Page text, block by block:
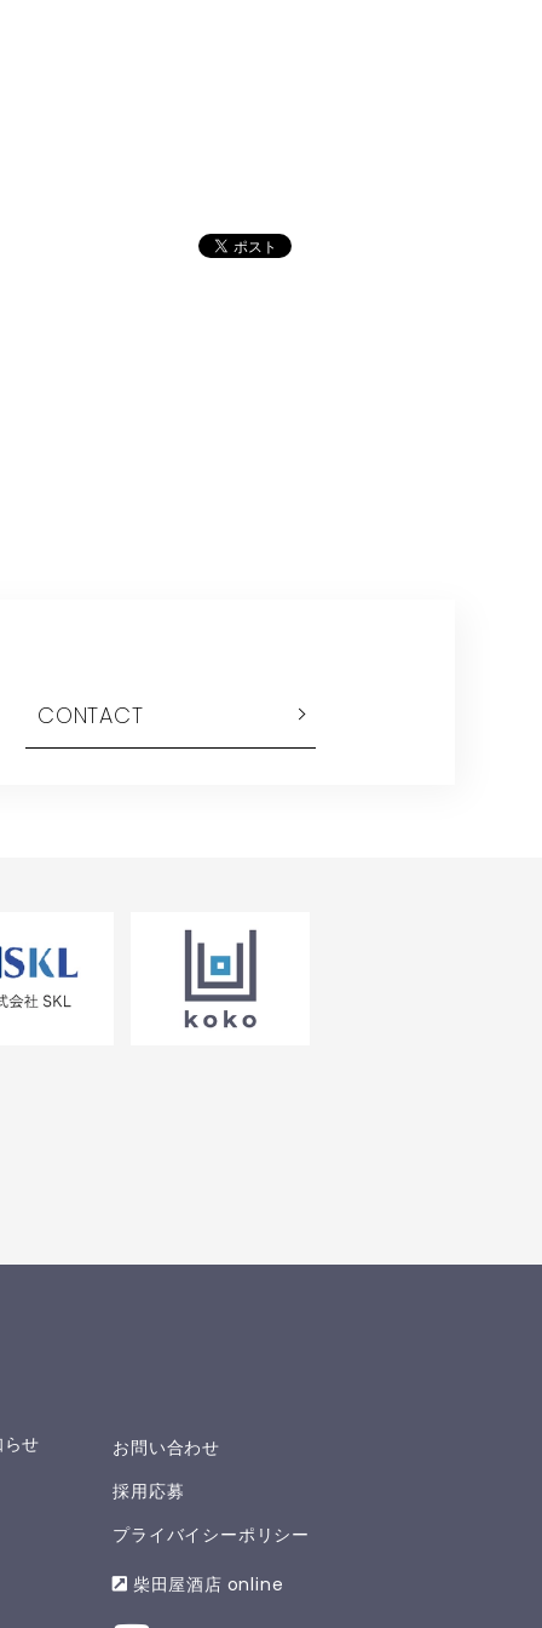
CONTACT
せ
お問い合わせ
採用応募
プライバイシーポリシー
柴田屋酒店 online